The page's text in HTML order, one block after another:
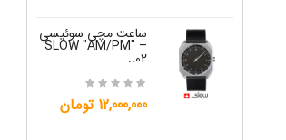
ساعت مچی سوئیسی
SLOW "AM/PM" –
02..
12,000,000 تومان